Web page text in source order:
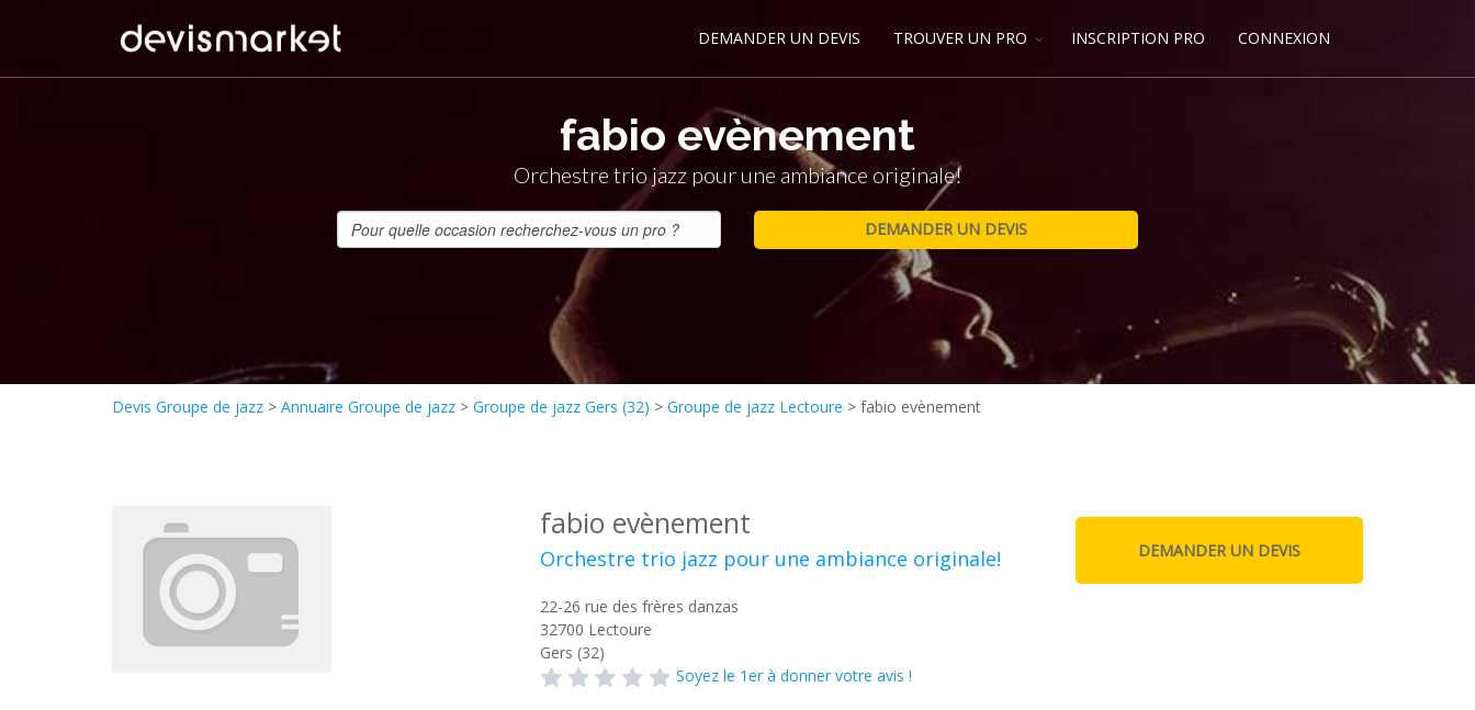
DEMANDER UN DEVIS TROUVER UN PRO INSCRIPTION PRO CONNEXION
fabio evènement
Orchestre trio jazz pour une ambiance originale!
Devis Groupe de jazz > Annuaire Groupe de jazz > Groupe de jazz Gers (32) > Groupe de jazz Lectoure > fabio evènement
fabio evènement
Orchestre trio jazz pour une ambiance originale!
22-26 rue des frères danzas
32700 Lectoure
Gers (32)
Soyez le 1er à donner votre avis !